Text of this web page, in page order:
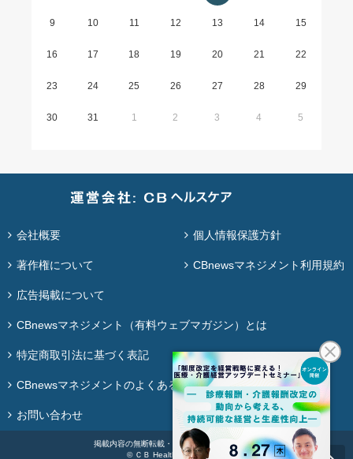
9 10 11 12 13 14 15
16 17 18 19 20 21 22
23 24 25 26 27 28 29
30 31 1 2 3 4 5
会社概要 個人情報保護方針
著作権について CBnewsマネジメント利用規約
広告掲載について
CBnewsマネジメント（有料ウェブマガジン）とは
特定商取引法に基づく表記
CBnewsマネジメントのよくある質問
お問い合わせ
掲載内容の無断転載・再配布は固く禁じます。
© ＣＢ Healthcare Co., Ltd.